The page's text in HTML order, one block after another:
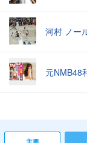
河村 ノー